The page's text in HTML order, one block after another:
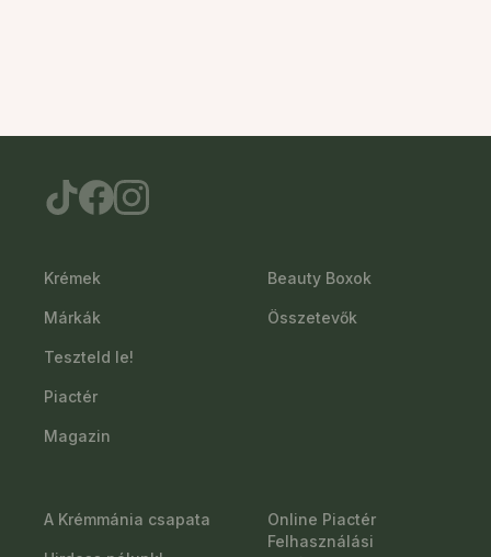
Krémek
Márkák
Teszteld le!
Piactér
Magazin
Beauty Boxok
Összetevők
A Krémmánia csapata
Online Piactér
Felhasználási